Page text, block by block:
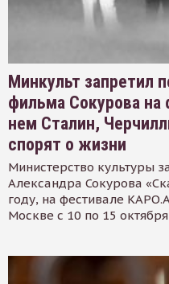
Минкульт запретил
фильма Сокурова
нем Сталин,
спорят о жизни
Министерство культуры
Александра Сокурова
году, на фестивале
Москве с 10 по 15 октября